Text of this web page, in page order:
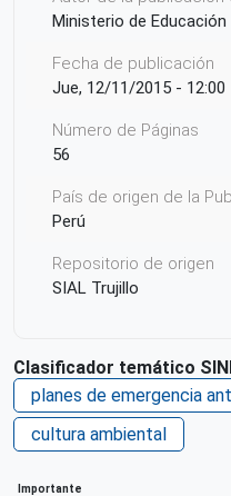
Ministerio de Educación
Fecha de publicación
Jue, 12/11/2015 - 12:00
Número de Páginas
56
País de origen de la
Perú
Repositorio de origen
SIAL Trujillo
Clasificador temático
planes de emergencia
cultura ambiental
Importante